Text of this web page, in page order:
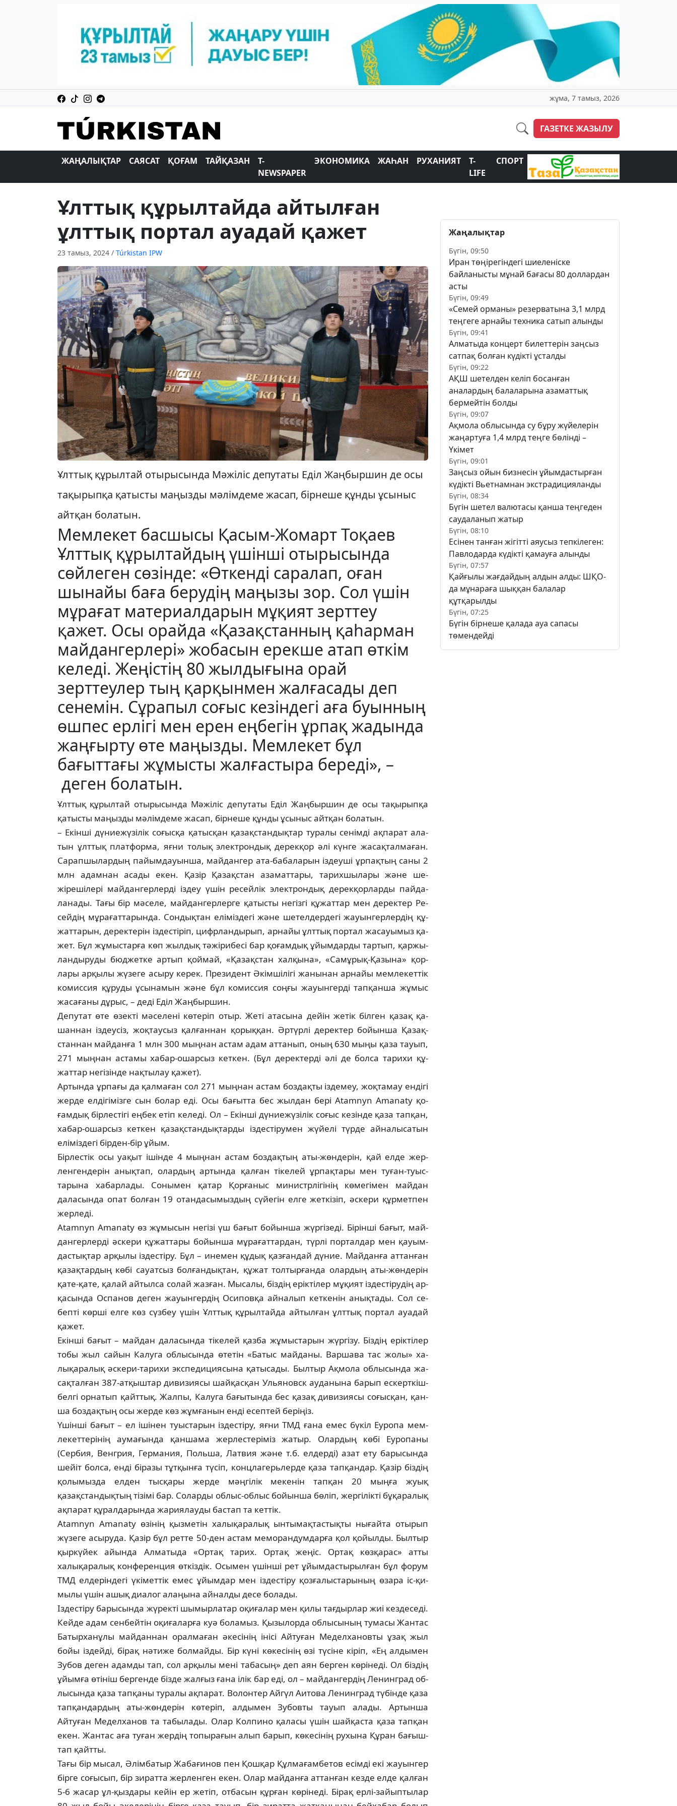
жұма, 7 тамыз, 2026
ГАЗЕТКЕ ЖАЗЫЛУ
ЖАҢАЛЫҚТАР САЯСАТ ҚОҒАМ ТАЙҚАЗАН
T-
NEWSPAPER
ЭКОНОМИКА ЖАҺАН РУХАНИЯТ
T-
LIFE
СПОРТ
Ұлттық құрылтайда айтылған
ұлттық портал ауадай қажет
23 тамыз, 2024 / Túrkіstan IPW
Ұлттық құрылтай отырысында Мәжі­ліс депутаты Еділ Жаңбыршин де осы
та­­қырыпқа қатысты маңызды мәлімдеме жа­сап, бірнеше құнды ұсыныс
айтқан бо­­­ла­тын.
Мемлекет басшысы Қасым-Жомарт Тоқаев
Ұлттық құрылтайдың үшінші отырысында
сөйлеген сөзінде: «Өткенді саралап, оған
шынайы баға берудің маңызы зор. Сол үшін
мұрағат материалдарын мұқият зерттеу
қажет. Осы орайда «Қазақстанның қаһарман
майдангерлері» жобасын ерекше атап өткім
келеді. Жеңістің 80 жылдығына орай
зерттеулер тың қарқынмен жалғасады деп
сенемін. Сұрапыл соғыс кезіндегі аға буынның
өшпес ерлігі мен ерен еңбегін ұрпақ жадында
жаңғырту өте маңызды. Мемлекет бұл
бағыттағы жұмысты жалғастыра береді», –
деген болатын.
Ұлттық құрылтай отырысында Мәжі­ліс депутаты Еділ Жаңбыршин де осы та­­қырыпқа
қатысты маңызды мәлімдеме жа­сап, бірнеше құнды ұсыныс айтқан бо­­­ла­тын.
– Екінші дүниежүзілік соғысқа қатысқан қа­­зақстандықтар туралы сенімді ақпарат ала­
тын ұлттық платформа, яғни толық электрон­дық дерекқор әлі күнге жа­сақ­тал­ма­ған.
Сарапшылардың пайымдауынша, май­дангер ата-бабаларын іздеуші ұрпақтың са­ны 2
млн адамнан асады екен. Қазір Қа­зақ­стан азаматтары, тарихшылары және ше­
жірешілері майдангерлерді іздеу үшін ре­сейлік электрондық дерекқорларды пай­да­­
ланады. Тағы бір мәселе, майдангерлерге қа­тысты негізгі құжаттар мен деректер Ре­
сей­дің мұрағаттарында. Сондықтан еліміз­де­гі және шетелдердегі жауынгерлердің құ­
жат­тарын, деректерін іздестіріп, цифр­лан­ды­рып, арнайы ұлттық портал жасауымыз қа­
жет. Бұл жұмыстарға көп жылдық тә­жі­ри­бе­сі бар қоғамдық ұйымдарды тартып, қар­жы­­
ландыруды бюджетке артып қоймай, «Қа­зақстан халқына», «Самұрық-Қазына» қор­
лары арқылы жүзеге асыру керек. Пре­зи­дент Әкімшілігі жанынан арнайы мем­ле­кет­тік
комиссия құруды ұсынамын және бұл ко­­­­­миссия соңғы жауынгерді тапқанша жұ­мыс
жасағаны дұрыс, – деді Еділ Жаңбыршин.
Депутат өте өзекті мәселені көтеріп отыр. Жеті атасына дейін жетік білген қазақ қа­
шаннан іздеусіз, жоқтаусыз қалғаннан қо­рыққан. Әртүрлі деректер бойынша Қа­зақ­
станнан майданға 1 млн 300 мыңнан ас­там адам аттанып, оның 630 мыңы қаза тауып,
271 мыңнан астамы хабар-ошарсыз кет­кен. (Бұл деректерді әлі де болса тарихи құ­
жаттар негізінде нақтылау қажет).
Артында ұрпағы да қалмаған сол 271 мың­нан астам боздақты іздемеу, жоқтамау ен­дігі
жерде елдігімізге сын болар еді. Осы бағытта бес жылдан бері Atamnyn Amanaty қо­
ғамдық бірлестігі еңбек етіп келеді. Ол – Екін­ші дүниежүзілік соғыс кезінде қаза тап­қан,
хабар-ошарсыз кеткен қазақстан­дық­тарды іздестірумен жүйелі түрде айна­лы­сатын
еліміздегі бірден-бір ұйым.
Бірлестік осы уақыт ішінде 4 мыңнан ас­там боздақтың аты-жөндерін, қай елде жер­
ленгендерін анықтап, олардың артында қал­ған тікелей ұрпақтары мен туған-туыс­
тарына хабарлады. Сонымен қатар Қорғаныс ми­нистрлігінің көмегімен майдан
даласында опат болған 19 отандасымыздың сүйегін ел­ге жеткізіп, әскери құрметпен
жерледі.
Atamnyn Amanaty өз жұмысын негізі үш ба­ғыт бойынша жүргізеді. Бірінші бағыт, май­
дангерлерді әскери құжаттары бойынша мұ­рағаттардан, түрлі порталдар мен қауым­
дастықтар арқылы іздестіру. Бұл – инемен құ­дық қазғандай дүние. Майданға аттанған
қазақтардың көбі сауатсыз болғандықтан, құ­жат толтырғанда олардың аты-жөндерін
қате-қате, қалай айтылса солай жазған. Мы­салы, біздің еріктілер мұқият іздестірудің ар­
қасында Оспанов деген жауынгердің Оси­пов­қа айналып кеткенін анықтады. Сол се­
беп­ті көрші елге көз сүзбеу үшін Ұлттық құ­рыл­тайда айтылған ұлттық портал ауадай
қажет.
Екінші бағыт – майдан даласында тіке­лей қазба жұмыстарын жүргізу. Біздің ерік­ті­лер
тобы жыл сайын Калуга облысында өте­тін «Батыс майданы. Варшава тас жолы» ха­­­
лықаралық әскери-тарихи экспедиция­сы­на қатысады. Былтыр Ақмола облысында жа­
сақталған 387-атқыштар дивизиясы шай­қасқан Ульяновск ауданына барып ескерт­кіш-
белгі орнатып қайттық. Жалпы, Калуга ба­ғытында бес қазақ дивизиясы соғысқан, қан­
ша боздақтың осы жерде көз жұмғанын ен­ді есептей беріңіз.
Үшінші бағыт – ел ішінен туыстарын із­дес­тіру, яғни ТМД ғана емес бүкіл Еуропа мем­
лекеттерінің аумағында қаншама жер­лестеріміз жатыр. Олардың көбі Еуропаны
(Сербия, Венгрия, Германия, Польша, Латвия және т.б. елдерді) азат ету барысында
шейіт болса, енді біразы тұтқынға түсіп, концла­герь­лерде қаза тапқандар. Қазір біздің
қолы­мыз­да елден тысқары жерде мәңгілік меке­нін тапқан 20 мыңға жуық
қазақстандықтың тізімі бар. Соларды облыс-облыс бойынша бө­ліп, жергілікті бұқаралық
ақпарат құрал­дарында жариялауды бастап та кеттік.
Atamnyn Amanaty өзінің қызметін ха­лық­аралық ынтымақтастықты нығайта оты­рып
жүзеге асыруда. Қазір бұл ретте 50-ден астам меморандумдарға қол қойылды. Был­тыр
қыркүйек айында Алматыда «Ортақ тарих. Ортақ жеңіс. Ортақ көзқарас» атты
халықаралық конференция өткіздік. Осы­мен үшінші рет ұйымдастырылған бұл фо­рум
ТМД елдеріндегі үкіметтік емес ұйымдар мен іздестіру қозғалыстарының өзара іс-қи­
мылы үшін ашық диалог алаңына айналды де­се болады.
Іздестіру барысында жүректі шымырла­тар оқиғалар мен қилы тағдырлар жиі кез­деседі.
Кейде адам сенбейтін оқиғаларға куә бо­ла­мыз. Қызылорда облысының тумасы Жантас
Батырханұлы майданнан оралмаған әкесінің інісі Айтуған Меделхановты ұзақ жыл
бойы іздейді, бірақ нәтиже болмайды. Бір күні көкесінің өзі түсіне кіріп, «Ең алды­мен
Зубов деген адамды тап, сол арқылы мені табасың» деп аян берген көрінеді. Ол біздің
ұйымға өтініш бергенде бізде жалғыз ғана ілік бар еді, ол – майдангердің Ленинград об­
лы­сында қаза тапқаны туралы ақпарат. Волонтер Айгүл Аитова Ленинград түбінде қа­за
тапқандардың аты-жөндерін көтеріп, алдымен Зубовты тауып алады. Артынша
Айтуған Меделханов та табылады. Олар Кол­пино қаласы үшін шайқаста қаза тапқан
екен. Жантас аға туған жердің топырағын алып барып, көкесінің рухына Құран бағыш­
тап қайтты.
Тағы бір мысал, Әлімбатыр Жабағинов пен Қошқар Құлмағамбетов есімді екі жауын­гер
бірге соғысып, бір зиратта жер­лен­ген екен. Олар майданға аттанған кезде ел­де қалған
5-6 жасар ұл-қыздары кейін ер же­тіп, от­басын құрған көрінеді. Бірақ ерлі-зайып­­тылар
Жаңалықтар
Бүгін, 09:50
Иран төңірегіндегі шиеленіске
байланысты мұнай бағасы 80 доллардан
асты
Бүгін, 09:49
«Семей орманы» резерватына 3,1 млрд
теңгеге арнайы техника сатып алынды
Бүгін, 09:41
Алматыда концерт билеттерін заңсыз
сатпақ болған күдікті ұсталды
Бүгін, 09:22
АҚШ шетелден келіп босанған
аналардың балаларына азаматтық
бермейтін болды
Бүгін, 09:07
Ақмола облысында су бұру жүйелерін
жаңартуға 1,4 млрд теңге бөлінді –
Үкімет
Бүгін, 09:01
Заңсыз ойын бизнесін ұйымдастырған
күдікті Вьетнамнан экстрадицияланды
Бүгін, 08:34
Бүгін шетел валютасы қанша теңгеден
саудаланып жатыр
Бүгін, 08:10
Есінен танған жігітті аяусыз тепкілеген:
Павлодарда күдікті қамауға алынды
Бүгін, 07:57
Қайғылы жағдайдың алдын алды: ШҚО-
да мұнараға шыққан балалар
құтқарылды
Бүгін, 07:25
Бүгін бірнеше қалада ауа сапасы
төмендейді